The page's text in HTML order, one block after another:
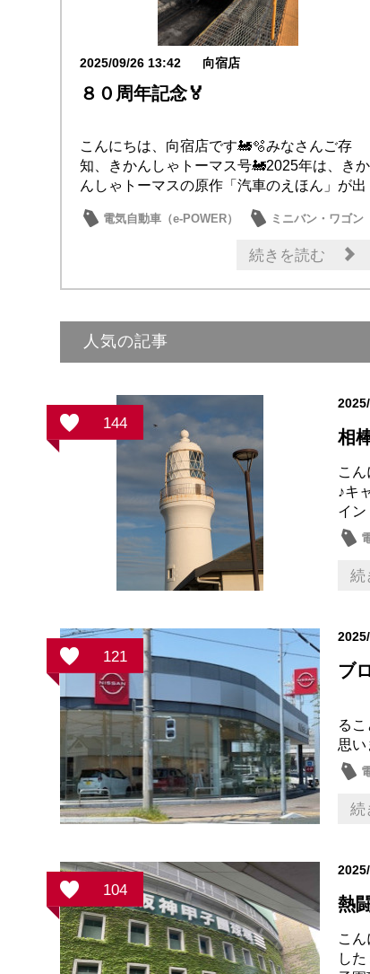
2025/09/26 13:42 向宿店
８０周年記念🏅
こんにちは、向宿店です🚂🫧みなさんご存
知、きかんしゃトーマス号🚂2025年は、きか
んしゃトーマスの原作「汽車のえほん」が出
電気自動車（e-POWER）
ミニバン・ワゴン
ドライブ情報
続きを読む
人気の記事
144
相
こ
♪キ
イン
続
121
ブ
は
る
思
続
104
熱
こ
し